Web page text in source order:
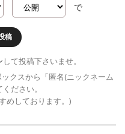
で
稿
して投稿下さいませ。
クスから「匿名(ニックネーム
ださい。
めしております。)